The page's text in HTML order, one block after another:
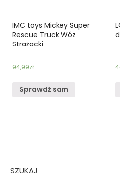
IMC toys Mickey Super
Rescue Truck Wóz
Strażacki
94,99zł
Sprawdź sam
SZUKAJ